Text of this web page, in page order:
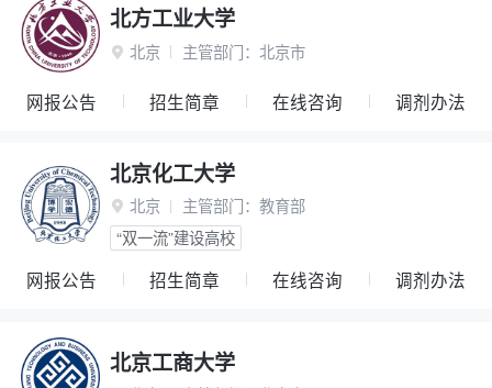
北方工业大学
 北京 主管部门： 北京市
网报公告 招生简章 在线咨询 调剂办法
北京化工大学
 北京 主管部门： 教育部
“双一流”建设高校
网报公告 招生简章 在线咨询 调剂办法
北京工商大学